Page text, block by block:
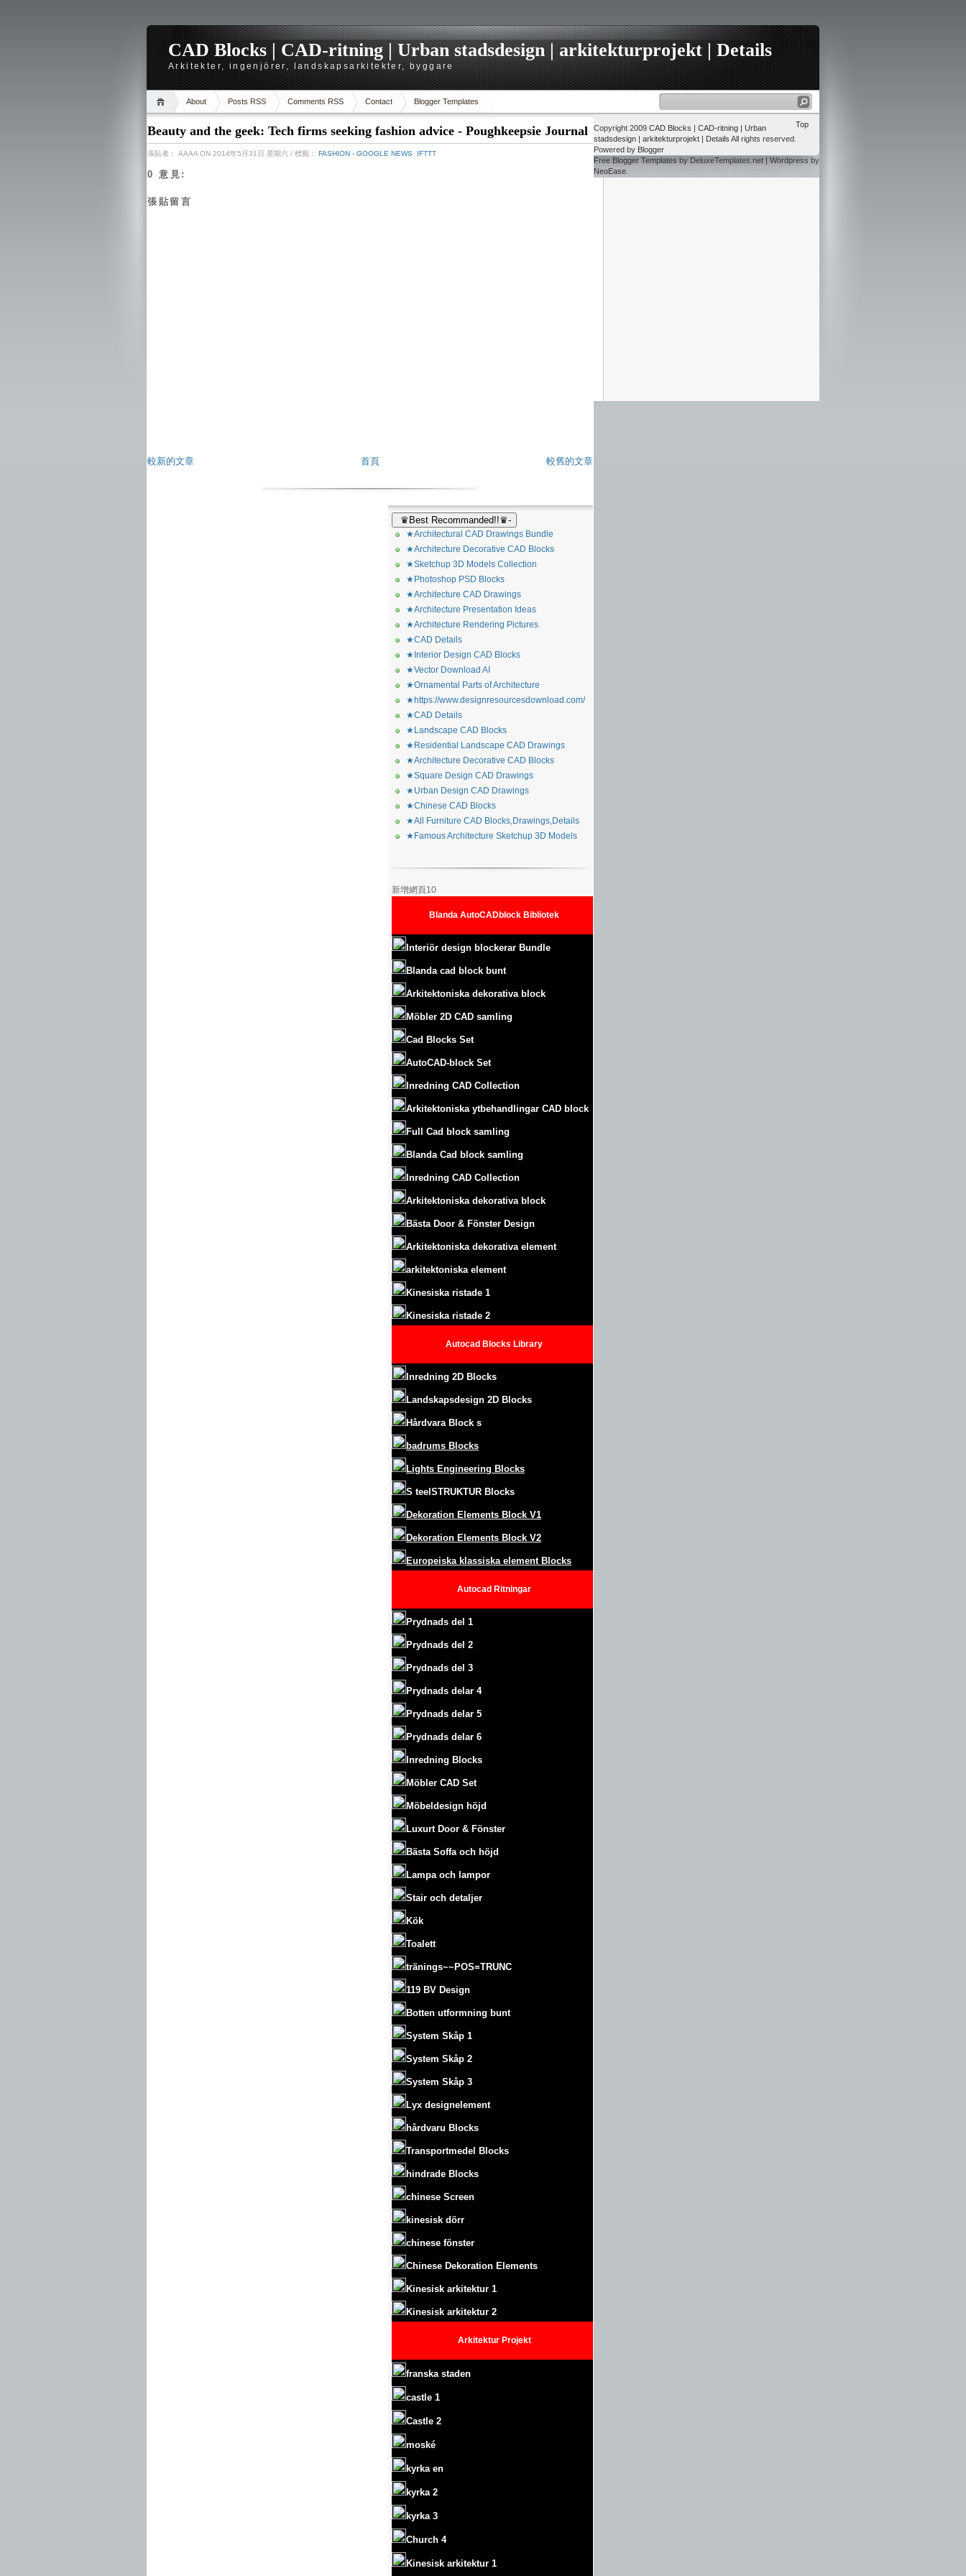
CAD Blocks | CAD-ritning | Urban stadsdesign | arkitekturprojekt | Details
Arkitekter, ingenjörer, landskapsarkitekter, byggare
About Posts RSS Comments RSS Contact Blogger Templates
Beauty and the geek: Tech firms seeking fashion advice - Poughkeepsie Journal
張貼者： AAAA ON 2014年5月31日 星期六 / 標籤： FASHION - GOOGLE NEWS IFTTT
0 意見:
張貼留言
較新的文章 較舊的文章
首頁
♛Best Recommanded!!♛-
★Architectural CAD Drawings Bundle
★Architecture Decorative CAD Blocks
★Sketchup 3D Models Collection
★Photoshop PSD Blocks
★Architecture CAD Drawings
★Architecture Presentation Ideas
★Architecture Rendering Pictures
★CAD Details
★Interior Design CAD Blocks
★Vector Download AI
★Ornamental Parts of Architecture
★https://www.designresourcesdownload.com/
★CAD Details
★Landscape CAD Blocks
★Residential Landscape CAD Drawings
★Architecture Decorative CAD Blocks
★Square Design CAD Drawings
★Urban Design CAD Drawings
★Chinese CAD Blocks
★All Furniture CAD Blocks,Drawings,Details
★Famous Architecture Sketchup 3D Models
新增網頁10
Blanda AutoCADblock Bibliotek
Interiör design blockerar Bundle
Blanda cad block bunt
Arkitektoniska dekorativa block
Möbler 2D CAD samling
Cad Blocks Set
AutoCAD-block Set
Inredning CAD Collection
Arkitektoniska ytbehandlingar CAD block
Full Cad block samling
Blanda Cad block samling
Inredning CAD Collection
Arkitektoniska dekorativa block
Bästa Door & Fönster Design
Arkitektoniska dekorativa element
arkitektoniska element
Kinesiska ristade 1
Kinesiska ristade 2
Autocad Blocks Library
Inredning 2D Blocks
Landskapsdesign 2D Blocks
Hårdvara Block s
badrums Blocks
Lights Engineering Blocks
S teelSTRUKTUR Blocks
Dekoration Elements Block V1
Dekoration Elements Block V2
Europeiska klassiska element Blocks
Autocad Ritningar
Prydnads del 1
Prydnads del 2
Prydnads del 3
Prydnads delar 4
Prydnads delar 5
Prydnads delar 6
Inredning Blocks
Möbler CAD Set
Möbeldesign höjd
Luxurt Door & Fönster
Bästa Soffa och höjd
Lampa och lampor
Stair och detaljer
Kök
Toalett
tränings~~POS=TRUNC
119 BV Design
Botten utformning bunt
System Skåp 1
System Skåp 2
System Skåp 3
Lyx designelement
hårdvaru Blocks
Transportmedel Blocks
hindrade Blocks
chinese Screen
kinesisk dörr
chinese fönster
Chinese Dekoration Elements
Kinesisk arkitektur 1
Kinesisk arkitektur 2
Arkitektur Projekt
franska staden
castle 1
Castle 2
moské
kyrka en
kyrka 2
kyrka 3
Church 4
Kinesisk arkitektur 1
Top
Copyright 2009 CAD Blocks | CAD-ritning | Urban
stadsdesign | arkitekturprojekt | Details All rights reserved.
Powered by Blogger
Free Blogger Templates by DeluxeTemplates.net | Wordpress by
NeoEase